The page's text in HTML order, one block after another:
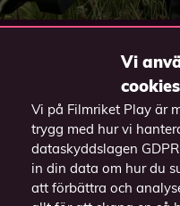
Vi
cookies
Vi på Filmriket Play är
trygg med hur vi
dataskyddslagen
in din data om hur du
att förbättra och